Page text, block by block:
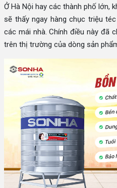
Ở Hà Nội hay các thành phố lớn,
sẽ thấy ngay hàng chục triệu
các mái nhà. Chính điều này đã
trên thị trường của dòng sản